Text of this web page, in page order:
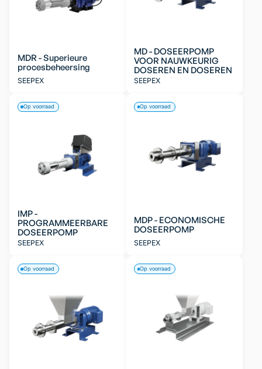
MDR - Superieure
procesbeheersing
SEEPEX
MD - DOSEERPOMP
VOOR NAUWKEURIG
DOSEREN EN DOSEREN
SEEPEX
IMP -
PROGRAMMEERBARE
DOSEERPOMP
SEEPEX
Op voorraad
MDP - ECONOMISCHE
DOSEERPOMP
SEEPEX
Op voorraad
Op voorraad Op voorraad